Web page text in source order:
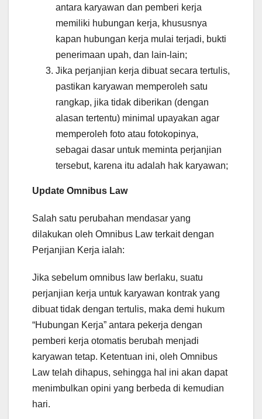
antara karyawan dan pemberi kerja
memiliki hubungan kerja, khususnya
kapan hubungan kerja mulai terjadi, bukti
penerimaan upah, dan lain-lain;
Jika perjanjian kerja dibuat secara tertulis,
pastikan karyawan memperoleh satu
rangkap, jika tidak diberikan (dengan
alasan tertentu) minimal upayakan agar
memperoleh foto atau fotokopinya,
sebagai dasar untuk meminta perjanjian
tersebut, karena itu adalah hak karyawan;
Update Omnibus Law
Salah satu perubahan mendasar yang
dilakukan oleh Omnibus Law terkait dengan
Perjanjian Kerja ialah:
Jika sebelum omnibus law berlaku, suatu
perjanjian kerja untuk karyawan kontrak yang
dibuat tidak dengan tertulis, maka demi hukum
“Hubungan Kerja” antara pekerja dengan
pemberi kerja otomatis berubah menjadi
karyawan tetap. Ketentuan ini, oleh Omnibus
Law telah dihapus, sehingga hal ini akan dapat
menimbulkan opini yang berbeda di kemudian
hari.